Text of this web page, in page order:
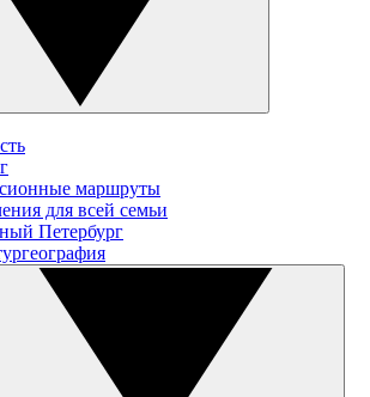
маршруты
для всей семьи
Петербург